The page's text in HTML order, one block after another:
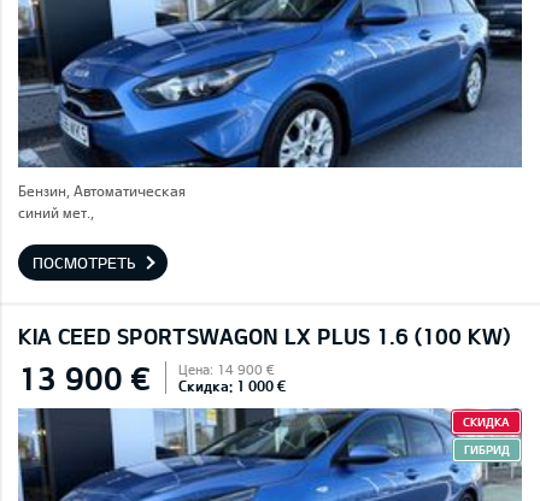
Бензин, Автоматическая
синий мет.,
ПОСМОТРЕТЬ
KIA CEED SPORTSWAGON LX PLUS 1.6 (100 KW)
13 900 € Цена: 14 900 €
Скидка: 1 000 €
СКИДКА
ГИБРИД